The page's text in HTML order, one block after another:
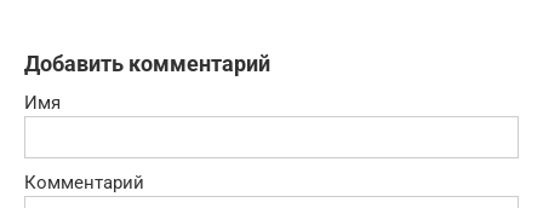
Добавить комментарий
Имя
Комментарий